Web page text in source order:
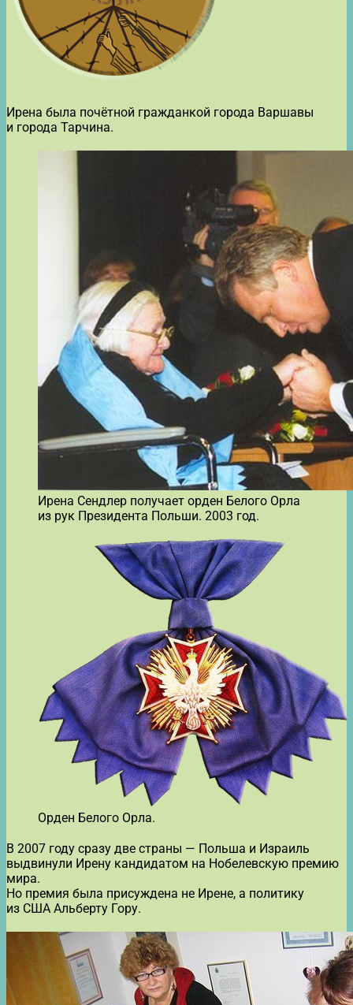
Ирена была почётной гражданкой города Варшавы
и города Тарчина.
Ирена Сендлер получает орден Белого Орла
из рук Президента Польши. 2003 год.
Орден Белого Орла.
В 2007 году сразу две страны — Польша и Израиль
выдвинули Ирену кандидатом на Нобелевскую премию
мира.
Но премия была присуждена не Ирене, а политику
из США Альберту Гору.